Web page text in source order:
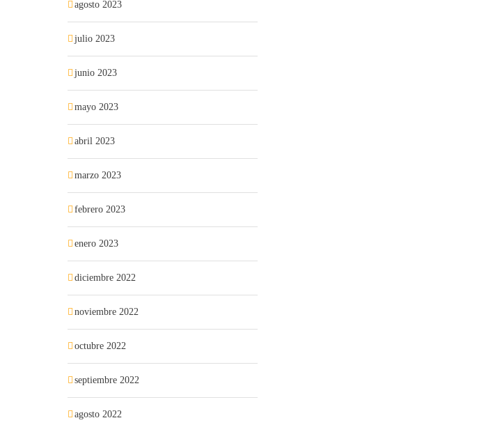
agosto 2023
julio 2023
junio 2023
mayo 2023
abril 2023
marzo 2023
febrero 2023
enero 2023
diciembre 2022
noviembre 2022
octubre 2022
septiembre 2022
agosto 2022